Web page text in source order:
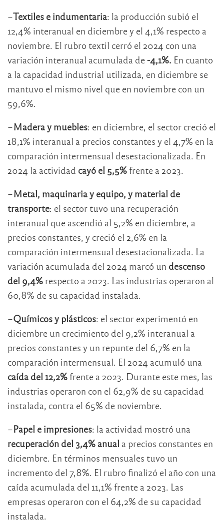
–Textiles e indumentaria: la producción subió el
12,4% interanual en diciembre y el 4,1% respecto a
noviembre. El rubro textil cerró el 2024 con una
variación interanual acumulada de-4,1%. En cuanto
a la capacidad industrial utilizada, en diciembre se
mantuvo el mismo nivel que en noviembre con un
59,6%.
–Madera y muebles: en diciembre, el sector creció el
18,1% interanual a precios constantes y el 4,7% en la
comparación intermensual desestacionalizada. En
2024 la actividad cayó el 5,5% frente a 2023.
–Metal, maquinaria y equipo, y material de
transporte: el sector tuvo una recuperación
interanual que ascendió al 5,2% en diciembre, a
precios constantes, y creció el 2,6% en la
comparación intermensual desestacionalizada. La
variación acumulada del 2024 marcó un descenso
del 9,4% respecto a 2023. Las industrias operaron al
60,8% de su capacidad instalada.
–Químicos y plásticos: el sector experimentó en
diciembre un crecimiento del 9,2% interanual a
precios constantes y un repunte del 6,7% en la
comparación intermensual. El 2024 acumuló una
caída del 12,2% frente a 2023. Durante este mes, las
industrias operaron con el 62,9% de su capacidad
instalada, contra el 65% de noviembre.
–Papel e impresiones: la actividad mostró una
recuperación del 3,4% anual a precios constantes en
diciembre. En términos mensuales tuvo un
incremento del 7,8%. El rubro finalizó el año con una
caída acumulada del 11,1% frente a 2023. Las
empresas operaron con el 64,2% de su capacidad
instalada.